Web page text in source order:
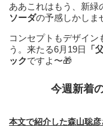
ああこれはもう、新緑
ソーダの予感しかしま
コンセプトもデザイ
う。来たる6月19日
「
ックですよ〜🎁
今週新着
本文で紹介した森山聡